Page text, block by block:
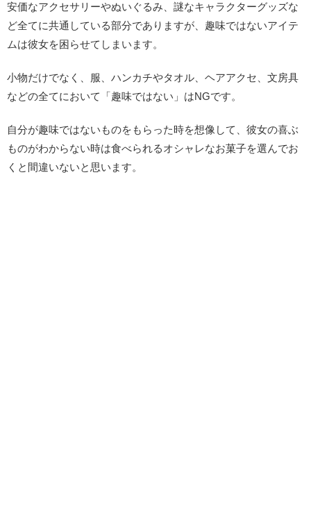
安価なアクセサリーやぬいぐるみ、謎なキャラクターグッズな
ど全てに共通している部分でありますが、趣味ではないアイテ
ムは彼女を困らせてしまいます。
小物だけでなく、服、ハンカチやタオル、ヘアアクセ、文房具
などの全てにおいて「趣味ではない」はNGです。
自分が趣味ではないものをもらった時を想像して、彼女の喜ぶ
ものがわからない時は食べられるオシャレなお菓子を選んでお
くと間違いないと思います。